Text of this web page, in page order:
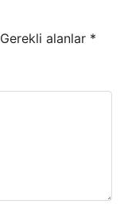
Gerekli alanlar *